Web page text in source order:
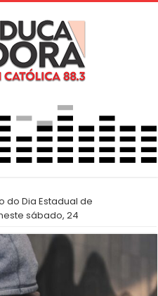
do Dia Estadual de
sábado, 24